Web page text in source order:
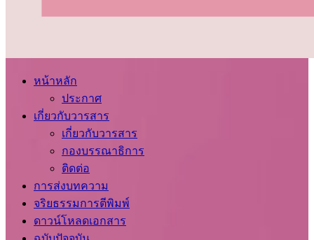
หน้าหลัก
ประกาศ
เกี่ยวกับวารสาร
เกี่ยวกับวารสาร
กองบรรณาธิการ
ติดต่อ
การส่งบทความ
จริยธรรมการตีพิมพ์
ดาวน์โหลดเอกสาร